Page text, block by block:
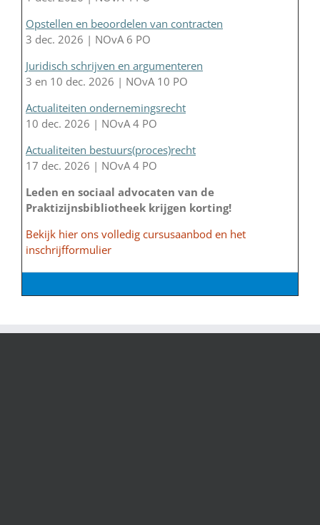
Opstellen en beoordelen van contracten
3 dec. 2026 | NOvA 6 PO
Juridisch schrijven en argumenteren
3 en 10 dec. 2026 | NOvA 10 PO
Actualiteiten ondernemingsrecht
10 dec. 2026 | NOvA 4 PO
Actualiteiten bestuurs(proces)recht
17 dec. 2026 | NOvA 4 PO
Leden en sociaal advocaten van de
Praktizijnsbibliotheek krijgen korting!
Bekijk hier ons volledig cursusaanbod en het
inschrijfformulier